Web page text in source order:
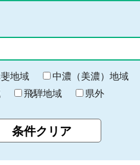
地域 中濃（美濃）地域
飛騨地域 県外